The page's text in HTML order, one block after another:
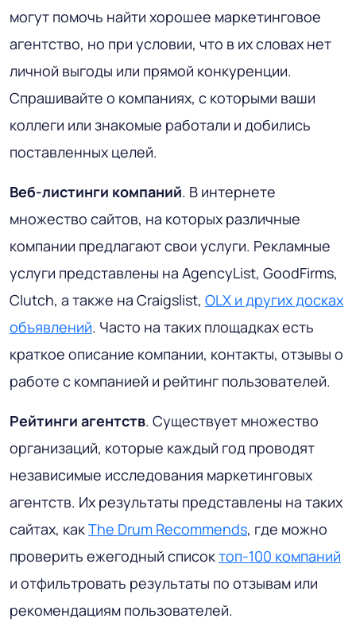
могут помочь найти хорошее маркетинговое
агентство, но при условии, что в их словах нет
личной выгоды или прямой конкуренции.
Спрашивайте о компаниях, с которыми ваши
коллеги или знакомые работали и добились
поставленных целей.
Веб-листинги компаний. В интернете
множество сайтов, на которых различные
компании предлагают свои услуги. Рекламные
услуги представлены на AgencyList, GoodFirms,
Clutch, а также на Craigslist, OLX и других досках
объявлений. Часто на таких площадках есть
краткое описание компании, контакты, отзывы о
работе с компанией и рейтинг пользователей.
Рейтинги агентств. Существует множество
организаций, которые каждый год проводят
независимые исследования маркетинговых
агентств. Их результаты представлены на таких
сайтах, какThe Drum Recommends, где можно
проверить ежегодный списоктоп-100 компаний
и отфильтровать результаты по отзывам или
рекомендациям пользователей.